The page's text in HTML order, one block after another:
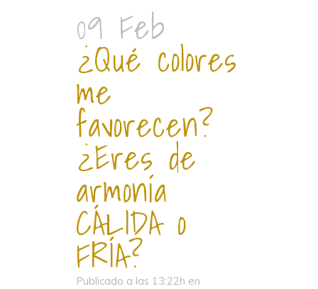
09 Feb
¿Qué colores
me
favorecen?
¿Eres de
armonía
CÁLIDA o
FRÍA?
Publicado a las 13:22h en